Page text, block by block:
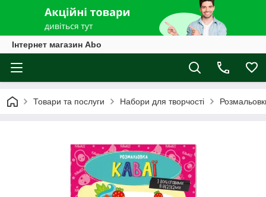
Інтернет магазин Abo
Товари та послуги Набори для творчості